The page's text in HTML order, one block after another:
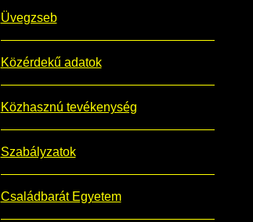
Üvegzseb
Közérdekű adatok
Közhasznú tevékenység
Szabályzatok
Családbarát Egyetem